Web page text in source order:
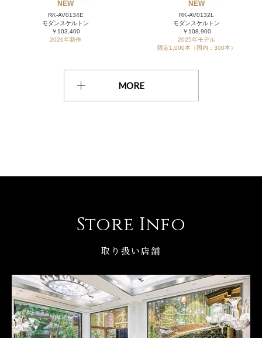
NEW
RK-AV0134E
モダンスケルトン
￥103,400
2026年新作
NEW
RK-AV0132L
モダンスケルトン
￥108,900
2025年モデル
限定1,000本（国内：300本）
MORE
Store Info
取り扱い店舗